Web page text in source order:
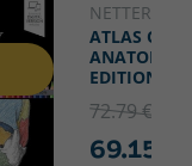
INGLÉS
ANTIGUA
EDICIÓN
NETTER
ATLAS OF
EDITION)
72.79 €
69.15 €